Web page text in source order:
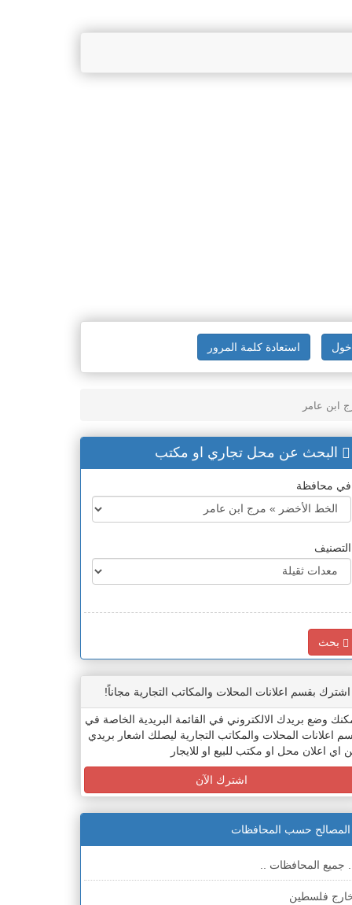
استعادة كلمة المرور
ابن عامر
البحث عن محل تجاري او مكتب
في محافظة
التصنيف
بحث
اشترك بقسم اعلانات المحلات والمكاتب التجارية مجاناً!
وضع بريدك الالكتروني في القائمة البريدية الخاصة في
اعلانات المحلات والمكاتب التجارية ليصلك اشعار بريدي
اي اعلان محل او مكتب للبيع او للايجار
اشترك الآن
المصالح حسب المحافظات
جميع المحافظات ..
فلسطين